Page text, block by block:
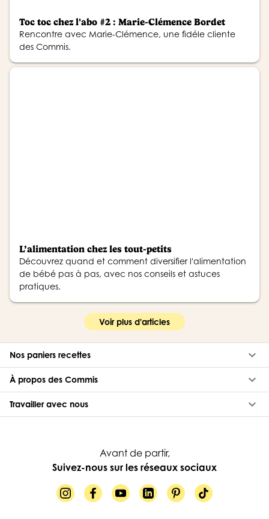
Toc toc chez l'abo #2 : Marie-Clémence Bordet
Rencontre avec Marie-Clémence, une fidéle cliente
des Commis.
L’alimentation chez les tout-petits
Découvrez quand et comment diversifier l'alimentation
de bébé pas à pas, avec nos conseils et astuces
pratiques.
Voir plus d'articles
Nos paniers recettes keyboard_arrow_down
À propos des Commis keyboard_arrow_down
Travailler avec nous keyboard_arrow_down
Avant de partir,
Suivez-nous sur les réseaux sociaux